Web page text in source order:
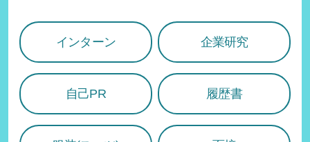
インターン 企業研究
自己PR 履歴書